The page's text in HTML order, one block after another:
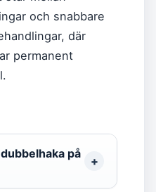
och snabbare
där
permanent
på